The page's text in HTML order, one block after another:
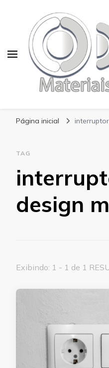
Página inicial
TAG
design
Exibindo: 1 - 1 de 1